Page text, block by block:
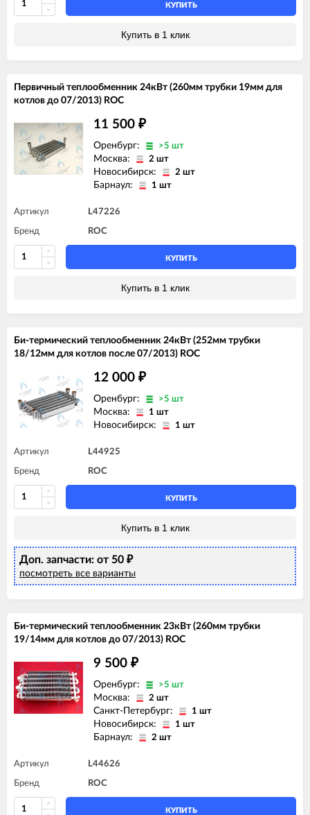
КУПИТЬ
Купить в 1 клик
Первичный теплообменник 24кВт (260мм трубки 19мм для
котлов до 07/2013) ROC
11 500 ₽
Оренбург: >5 шт
Москва: 2 шт
Новосибирск: 2 шт
Барнаул: 1 шт
Артикул L47226
Бренд ROC
КУПИТЬ
Купить в 1 клик
Би-термический теплообменник 24кВт (252мм трубки
18/12мм для котлов после 07/2013) ROC
12 000 ₽
Оренбург: >5 шт
Москва: 1 шт
Новосибирск: 1 шт
Артикул L44925
Бренд ROC
КУПИТЬ
Купить в 1 клик
Доп. запчасти: от 50 ₽
посмотреть все варианты
Би-термический теплообменник 23кВт (260мм трубки
19/14мм для котлов до 07/2013) ROC
9 500 ₽
Оренбург: >5 шт
Москва: 2 шт
Санкт-Петербург: 1 шт
Новосибирск: 1 шт
Барнаул: 2 шт
Артикул L44626
Бренд ROC
КУПИТЬ